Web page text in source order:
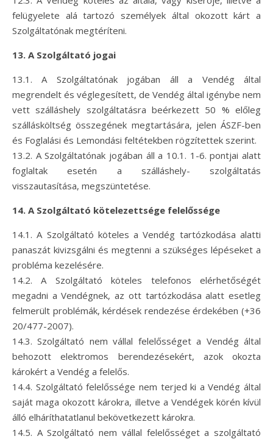
felügyelete alá tartozó személyek által okozott kárt a
Szolgáltatónak megtéríteni.
13. A Szolgáltató jogai
13.1. A Szolgáltatónak jogában áll a Vendég által
megrendelt és véglegesített, de Vendég által igénybe nem
vett szálláshely szolgáltatásra beérkezett 50 % előleg
szállásköltség összegének megtartására, jelen ÁSZF-ben
és Foglalási és Lemondási feltétekben rögzítettek szerint.
13.2. A Szolgáltatónak jogában áll a 10.1. 1-6. pontjai alatt
foglaltak esetén a szálláshely- szolgáltatás
visszautasítása, megszüntetése.
14. A Szolgáltató kötelezettsége felelőssége
14.1. A Szolgáltató köteles a Vendég tartózkodása alatti
panaszát kivizsgálni és megtenni a szükséges lépéseket a
probléma kezelésére.
14.2. A Szolgáltató köteles telefonos elérhetőségét
megadni a Vendégnek, az ott tartózkodása alatt esetleg
felmerült problémák, kérdések rendezése érdekében (+36
20/477-2007).
14.3. Szolgáltató nem vállal felelősséget a Vendég által
behozott elektromos berendezésekért, azok okozta
károkért a Vendég a felelős.
14.4. Szolgáltató felelőssége nem terjed ki a Vendég által
saját maga okozott károkra, illetve a Vendégek körén kívül
álló elháríthatatlanul bekövetkezett károkra.
14.5. A Szolgáltató nem vállal felelősséget a szolgáltató